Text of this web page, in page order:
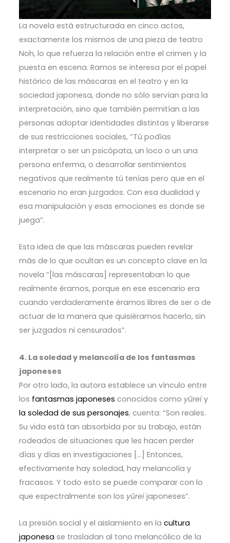
La novela está estructurada en cinco actos,
exactamente los mismos de una pieza de teatro
Noh, lo que refuerza la relación entre el crimen y la
puesta en escena. Ramos se interesa por el papel
histórico de las máscaras en el teatro y en la
sociedad japonesa, donde no sólo servían para la
interpretación, sino que también permitían a las
personas adoptar identidades distintas y liberarse
de sus restricciones sociales, “Tú podías
interpretar o ser un psicópata, un loco o un una
persona enferma, o desarrollar sentimientos
negativos que realmente tú tenías pero que en el
escenario no eran juzgados. Con esa dualidad y
esa manipulación y esas emociones es donde se
juega”.
Esta idea de que las máscaras pueden revelar
más de lo que ocultan es un concepto clave en la
novela “[las máscaras] representaban lo que
realmente éramos, porque en ese escenario era
cuando verdaderamente éramos libres de ser o de
actuar de la manera que quisiéramos hacerlo, sin
ser juzgados ni censurados”.
4. La soledad y melancolía de los fantasmas
japoneses
Por otro lado, la autora establece un vínculo entre
los fantasmas japoneses conocidos como yūreiy
la soledad de sus personajes, cuenta: “Son reales.
Su vida está tan absorbida por su trabajo, están
rodeados de situaciones que les hacen perder
días y días en investigaciones […] Entonces,
efectivamente hay soledad, hay melancolía y
fracasos. Y todo esto se puede comparar con lo
que espectralmente son los yūrei japoneses”.
La presión social y el aislamiento en la cultura
japonesa se trasladan al tono melancólico de la